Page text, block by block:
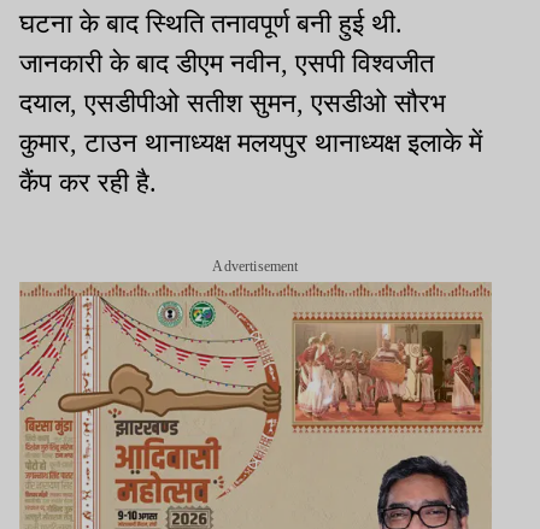
घटना के बाद स्थिति तनावपूर्ण बनी हुई थी.
जानकारी के बाद डीएम नवीन, एसपी विश्वजीत
दयाल, एसडीपीओ सतीश सुमन, एसडीओ सौरभ
कुमार, टाउन थानाध्यक्ष मलयपुर थानाध्यक्ष इलाके में
कैंप कर रही है.
Advertisement